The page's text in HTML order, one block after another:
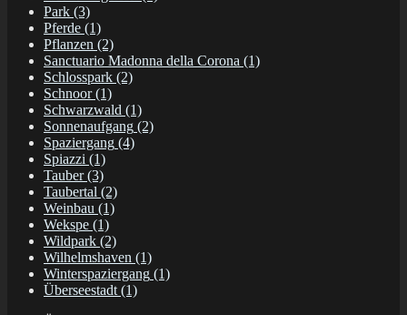
Park (3)
Pferde (1)
Pflanzen (2)
Sanctuario Madonna della Corona (1)
Schlosspark (2)
Schnoor(1)
Schwarzwald (1)
Sonnenaufgang (2)
Spaziergang (4)
Spiazzi (1)
Tauber(3)
Taubertal (2)
Weinbau (1)
Wekspe (1)
Wildpark (2)
Wilhelmshaven (1)
Winterspaziergang (1)
Überseestadt (1)